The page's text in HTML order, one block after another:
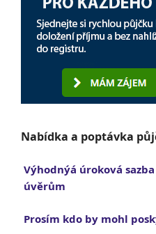
Nabídka a poptávka
Výhodnýá úroková
úvěrům
Prosím kdo by mohl